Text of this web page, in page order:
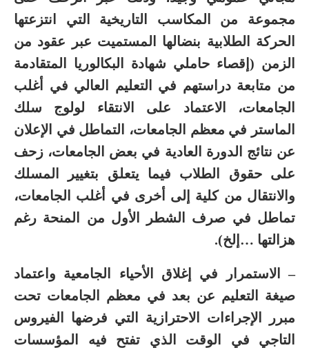
مجموعة من المكاسب التاريخية التي انتزعتها
الحركة الطلابية بنضالها المستميت عبر عقود من
الزمن (إقصاء حاملي شهادة البكالوريا المتقادمة
من متابعة دراستهم في التعليم العالي في أغلب
الجامعات، الاعتماد على الانتقاء لولوج سلك
الماستر في معظم الجامعات، التماطل في الإعلان
عن نتائج الدورة العادية في بعض الجامعات، زحف
على حقوق الطلاب فيما يتعلق بتغيير المسلك
والانتقال من كلية إلى أخرى في أغلب الجامعات،
تماطل في صرف الشطر الأول من المنحة رغم
هزالتها …إلخ).
– الاستمرار في إغلاق الأحياء الجامعية واعتماد
صيغة التعليم عن بعد في معظم الجامعات تحت
مبرر الإجراءات الاحترازية التي فرضها الفيروس
التاجي في الوقت الذي تفتح فيه المؤسسات